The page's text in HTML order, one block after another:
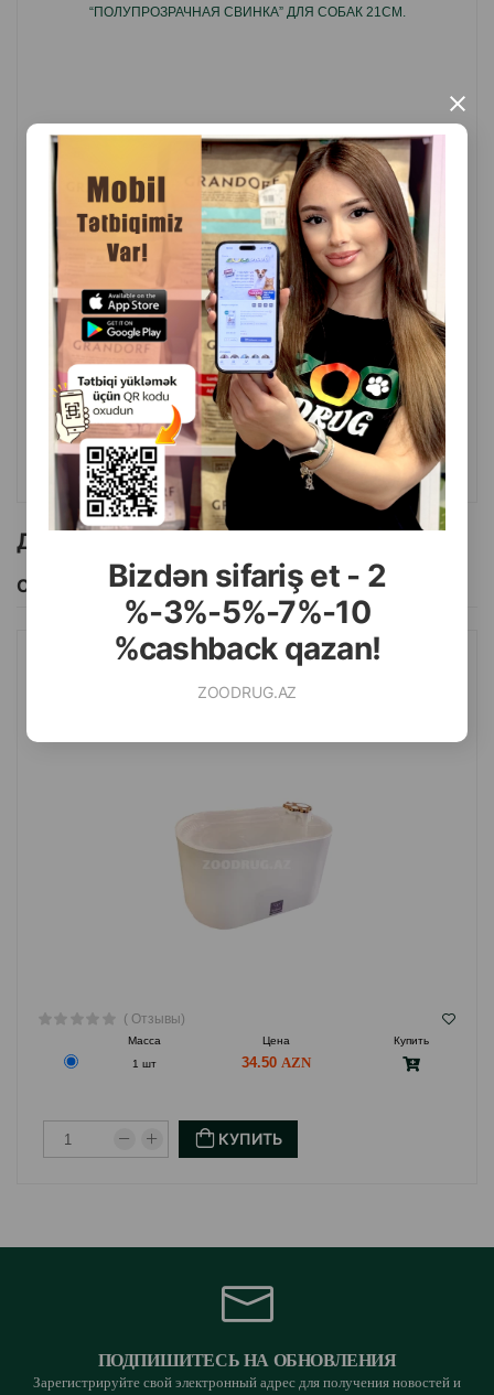
Bizdən sifariş et - 2
%-3%-5%-7%-10
%cashback qazan!
ZOODRUG.AZ
×
“ПОЛУПРОЗРАЧНАЯ СВИНКА” ДЛЯ СОБАК 21СМ.
( Отзывы)
Цена
Купить
1 шт
7.70
КУПИТЬ
Другие товоры бренда
Смотреть Все
ПИТЬЕВОЙ ФОНТАНЧИК ДЛЯ ЖИВОТНЫХ. ЦВЕТ: БЕЛЫЙ.
( Отзывы)
Масса Цена
Купить
1 шт
34.50
КУПИТЬ
ПОДПИШИТЕСЬ НА ОБНОВЛЕНИЯ
Зарегистрируйте свой электронный адрес для получения новостей и